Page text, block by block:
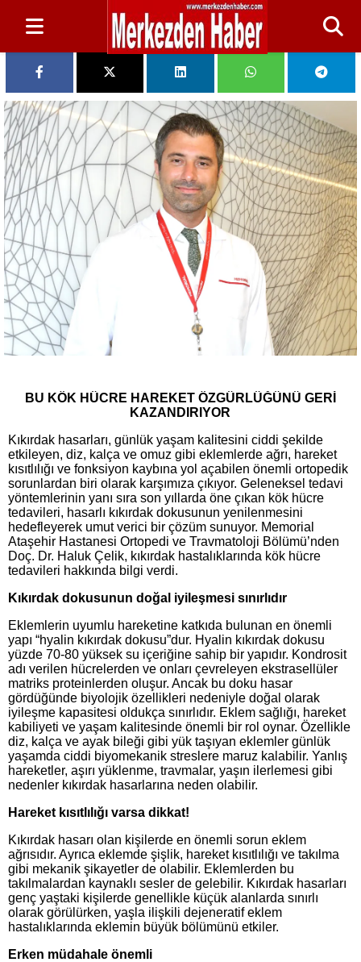
BU KÖK HÜCRE HAREKET ÖZGÜRLÜĞÜNÜ GERİ
KAZANDIRIYOR
Kıkırdak hasarları, günlük yaşam kalitesini ciddi şekilde
etkileyen, diz, kalça ve omuz gibi eklemlerde ağrı, hareket
kısıtlılığı ve fonksiyon kaybına yol açabilen önemli ortopedik
sorunlardan biri olarak karşımıza çıkıyor. Geleneksel tedavi
yöntemlerinin yanı sıra son yıllarda öne çıkan kök hücre
tedavileri, hasarlı kıkırdak dokusunun yenilenmesini
hedefleyerek umut verici bir çözüm sunuyor. Memorial
Ataşehir Hastanesi Ortopedi ve Travmatoloji Bölümü’nden
Doç. Dr. Haluk Çelik, kıkırdak hastalıklarında kök hücre
tedavileri hakkında bilgi verdi.
Kıkırdak dokusunun doğal iyileşmesi sınırlıdır
Eklemlerin uyumlu hareketine katkıda bulunan en önemli
yapı “hyalin kıkırdak dokusu”dur. Hyalin kıkırdak dokusu
yüzde 70-80 yüksek su içeriğine sahip bir yapıdır. Kondrosit
adı verilen hücrelerden ve onları çevreleyen ekstrasellüler
matriks proteinlerden oluşur. Ancak bu doku hasar
gördüğünde biyolojik özellikleri nedeniyle doğal olarak
iyileşme kapasitesi oldukça sınırlıdır. Eklem sağlığı, hareket
kabiliyeti ve yaşam kalitesinde önemli bir rol oynar. Özellikle
diz, kalça ve ayak bileği gibi yük taşıyan eklemler günlük
yaşamda ciddi biyomekanik streslere maruz kalabilir. Yanlış
hareketler, aşırı yüklenme, travmalar, yaşın ilerlemesi gibi
nedenler kıkırdak hasarlarına neden olabilir.
Hareket kısıtlılığı varsa dikkat!
Kıkırdak hasarı olan kişilerde en önemli sorun eklem
ağrısıdır. Ayrıca eklemde şişlik, hareket kısıtlılığı ve takılma
gibi mekanik şikayetler de olabilir. Eklemlerden bu
takılmalardan kaynaklı sesler de gelebilir. Kıkırdak hasarları
genç yaştaki kişilerde genellikle küçük alanlarda sınırlı
olarak görülürken, yaşla ilişkili dejeneratif eklem
hastalıklarında eklemin büyük bölümünü etkiler.
Erken müdahale önemli